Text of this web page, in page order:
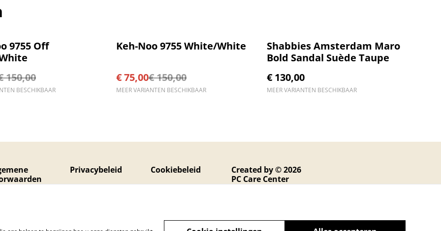
9755 Off
150,00
BESCHIKBAAR
%
Keh-Noo 9755 White/White
€ 75,00€ 150,00
MEER VARIANTEN BESCHIKBAAR
Shabbies Amsterdam Maro
Bold Sandal Suède Taupe
€ 130,00
MEER VARIANTEN BESCHIKBAAR
Privacybeleid Cookiebeleid
Created by © 2026
PC Care Center